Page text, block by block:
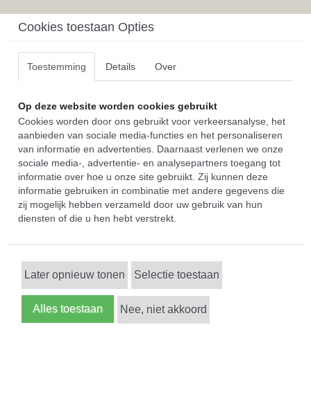
Cookies toestaan Opties
Toestemming Details Over
Op deze website worden cookies gebruikt
Cookies worden door ons gebruikt voor verkeersanalyse, het
aanbieden van sociale media-functies en het personaliseren
van informatie en advertenties. Daarnaast verlenen we onze
sociale media-, advertentie- en analysepartners toegang tot
informatie over hoe u onze site gebruikt. Zij kunnen deze
informatie gebruiken in combinatie met andere gegevens die
zij mogelijk hebben verzameld door uw gebruik van hun
diensten of die u hen hebt verstrekt.
Later opnieuw tonen Selectie toestaan
Alles toestaan Nee, niet akkoord